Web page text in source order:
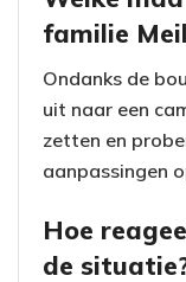
familie
Ondanks de
uit naar een
zetten en
aanpassingen
Hoe
de